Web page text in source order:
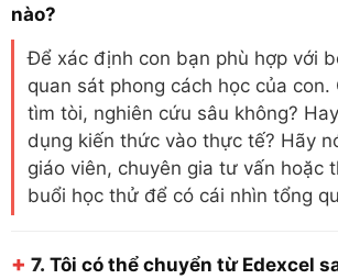
nào?
Để xác định con bạn phù hợp với
quan sát phong cách học của con.
tìm tòi, nghiên cứu sâu không?
dụng kiến thức vào thực tế? Hãy
giáo viên, chuyên gia tư vấn hoặc
buổi học thử để có cái nhìn tổng
+ 7. Tôi có thể chuyển từ Edexcel